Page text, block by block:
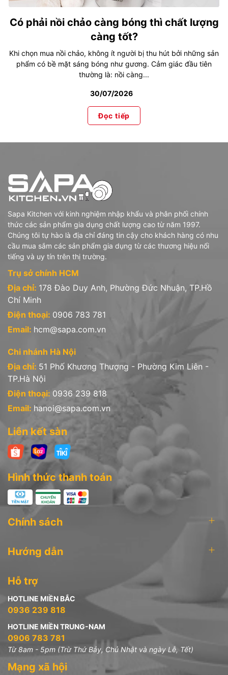
Có phải nồi chảo càng bóng thì chất lượng
càng tốt?
Khi chọn mua nồi chảo, không ít người bị thu hút bởi những sản
phẩm có bề mặt sáng bóng như gương. Cảm giác đầu tiên
thường là: nồi càng...
30/07/2026
Đọc tiếp
Sapa Kitchen với kinh nghiệm nhập khẩu và phân phối chính
thức các sản phẩm gia dụng chất lượng cao từ năm 1997.
Chúng tôi tự hào là địa chỉ đáng tin cậy cho khách hàng có nhu
cầu mua sắm các sản phẩm gia dụng từ các thương hiệu nổi
tiếng và uy tín trên thị trường.
Trụ sở chính HCM
Địa chỉ: 178 Đào Duy Anh, Phường Đức Nhuận, TP.Hồ
Chí Minh
Điện thoại: 0906 783 781
Email: hcm@sapa.com.vn
Chi nhánh Hà Nội
Địa chỉ: 51 Phố Khương Thượng - Phường Kim Liên -
TP.Hà Nội
Điện thoại: 0936 239 818
Email: hanoi@sapa.com.vn
Liên kết sàn
Hình thức thanh toán
Chính sách
Hướng dẫn
Hỗ trợ
HOTLINE MIỀN BẮC
0936 239 818
HOTLINE MIỀN TRUNG-NAM
0906 783 781
Từ 8am - 5pm (Trừ Thứ Bảy, Chủ Nhật và ngày Lễ, Tết)
Mạng xã hội